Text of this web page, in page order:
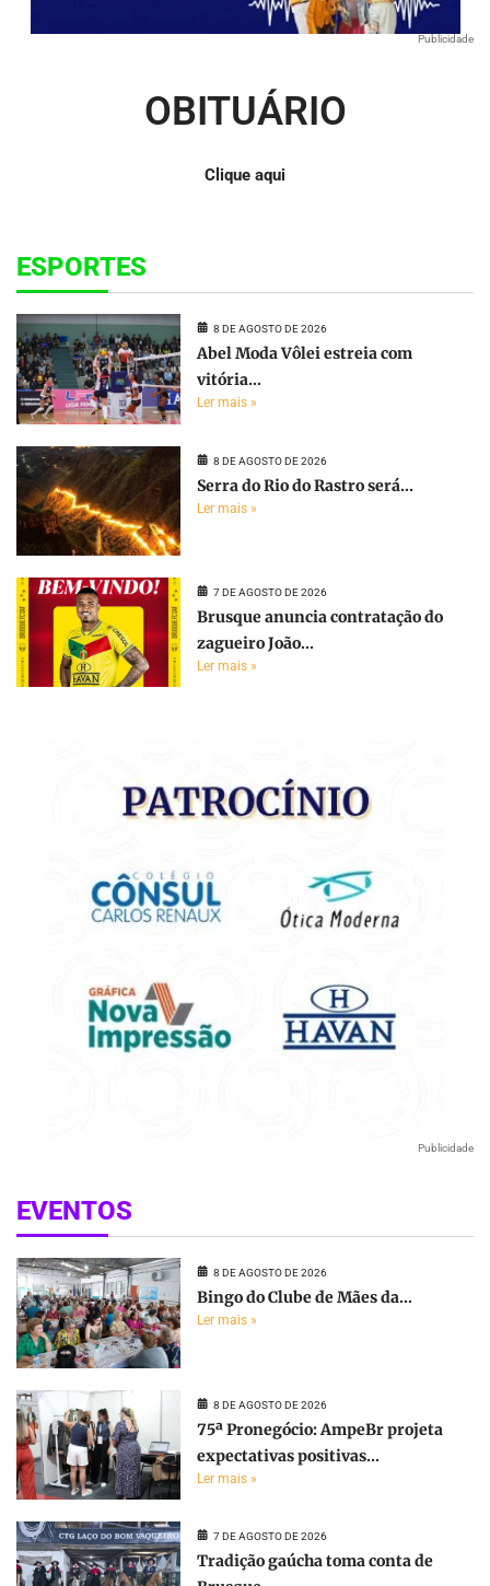
Publicidade
OBITUÁRIO
Clique aqui
ESPORTES
8 DE AGOSTO DE 2026
Abel Moda Vôlei estreia com
vitória...
Ler mais »
8 DE AGOSTO DE 2026
Serra do Rio do Rastro será...
Ler mais »
7 DE AGOSTO DE 2026
Brusque anuncia contratação do
zagueiro João...
Ler mais »
Publicidade
EVENTOS
8 DE AGOSTO DE 2026
Bingo do Clube de Mães da...
Ler mais »
8 DE AGOSTO DE 2026
75ª Pronegócio: AmpeBr projeta
expectativas positivas...
Ler mais »
7 DE AGOSTO DE 2026
Tradição gaúcha toma conta de